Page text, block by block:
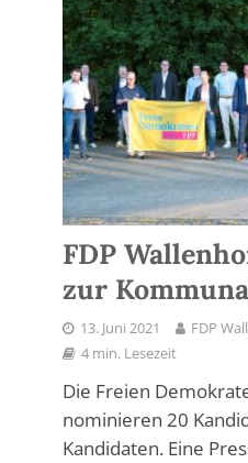
FDP
zur
13. Juni 2021
FDP
4 min. Lesezeit
Die Freien
nominieren 20
Kandidaten. Eine